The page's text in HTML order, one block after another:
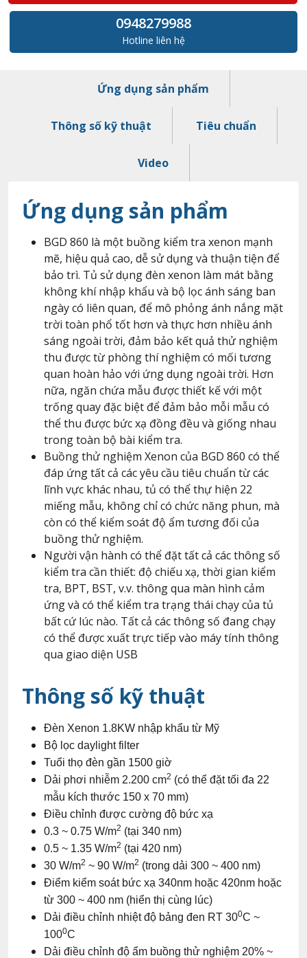
0948279988
Hotline liên hệ
Ứng dụng sản phẩm
Thông số kỹ thuật Tiêu chuẩn
Video
Ứng dụng sản phẩm
BGD 860 là một buồng kiểm tra xenon mạnh
mẽ, hiệu quả cao, dễ sử dụng và thuận tiện để
bảo trì. Tủ sử dụng đèn xenon làm mát bằng
không khí nhập khẩu và bộ lọc ánh sáng ban
ngày có liên quan, để mô phỏng ánh nắng mặt
trời toàn phổ tốt hơn và thực hơn nhiều ánh
sáng ngoài trời, đảm bảo kết quả thử nghiệm
thu được từ phòng thí nghiệm có mối tương
quan hoàn hảo với ứng dụng ngoài trời. Hơn
nữa, ngăn chứa mẫu được thiết kế với một
trống quay đặc biệt để đảm bảo mỗi mẫu có
thể thu được bức xạ đồng đều và giống nhau
trong toàn bộ bài kiểm tra.
Buồng thử nghiệm Xenon của BGD 860 có thể
đáp ứng tất cả các yêu cầu tiêu chuẩn từ các
lĩnh vực khác nhau, tủ có thể thự hiện 22
miếng mẫu, không chỉ có chức năng phun, mà
còn có thể kiểm soát độ ẩm tương đối của
buồng thử nghiệm.
Người vận hành có thể đặt tất cả các thông số
kiểm tra cần thiết: độ chiếu xạ, thời gian kiểm
tra, BPT, BST, v.v. thông qua màn hình cảm
ứng và có thể kiểm tra trạng thái chạy của tủ
bất cứ lúc nào. Tất cả các thông số đang chạy
có thể được xuất trực tiếp vào máy tính thông
qua giao diện USB
Thông số kỹ thuật
Đèn Xenon 1.8KW nhập khẩu từ Mỹ
Bộ lọc daylight filter
Tuổi thọ đèn gần 1500 giờ
Dải phơi nhiễm 2.200 cm2 (có thể đặt tối đa 22
mẫu kích thước 150 x 70 mm)
Điều chỉnh được cường độ bức xạ
0.3 ~ 0.75 W/m2 (tại 340 nm)
0.5 ~ 1.35 W/m2 (tại 420 nm)
30 W/m2 ~ 90 W/m2 (trong dải 300 ~ 400 nm)
Điểm kiểm soát bức xạ 340nm hoặc 420nm hoặc
từ 300 ~ 400 nm (hiển thị cùng lúc)
Dải điều chỉnh nhiệt độ bảng đen RT 300C ~
1000C
Dải điều chỉnh độ ẩm buồng thử nghiệm 20% ~